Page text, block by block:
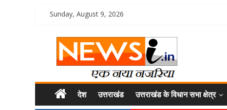
Sunday, August 9, 2026
देश उत्तराखंड उत्तराखंड के विधान सभा क्षेत्र